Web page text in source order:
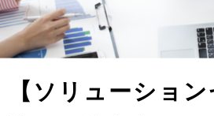
【ソリューション